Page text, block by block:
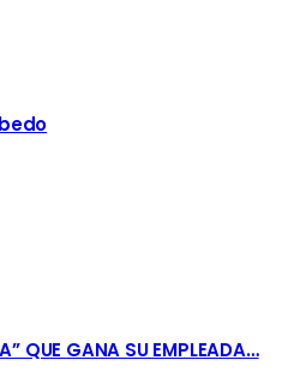
QUE GANA SU EMPLEADA…